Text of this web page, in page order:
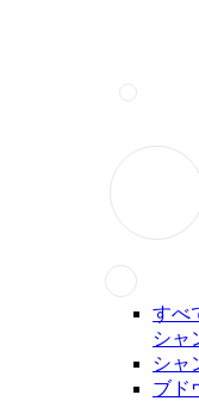
すべ
シャ
シャ
ブド